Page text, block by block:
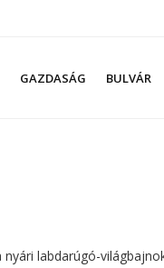
GAZDASÁG BULVÁR
labdarúgó-